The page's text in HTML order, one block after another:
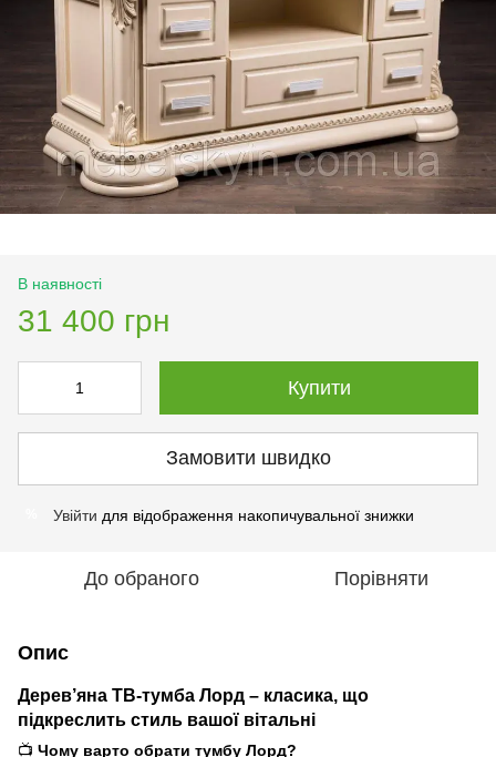
В наявності
31 400 грн
Купити
Замовити швидко
Увійти для відображення накопичувальної знижки
До обраного Порівняти
Опис
Дерев’яна ТВ-тумба Лорд – класика, що
підкреслить стиль вашої вітальні
📺 Чому варто обрати тумбу Лорд?